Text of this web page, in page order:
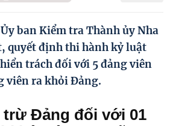
chính sách
nhân và doanh nghiệp dân tộc
Nông sản
ban Kiểm tra Thành ủy Nha
quyết định thi hành kỷ luật
trách đối với 5 đảng viên
viên ra khỏi Đảng.
trừ Đảng đối với 01